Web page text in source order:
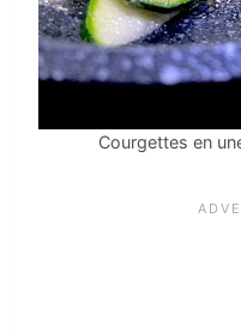
Courgettes en